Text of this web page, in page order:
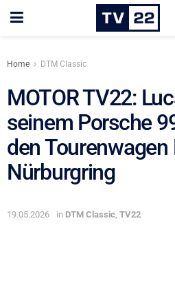
Home DTM Classic
MOTOR TV22:
seinem Porsche
den
Nürburgring
19.05.2026 in DTM Classic TV22